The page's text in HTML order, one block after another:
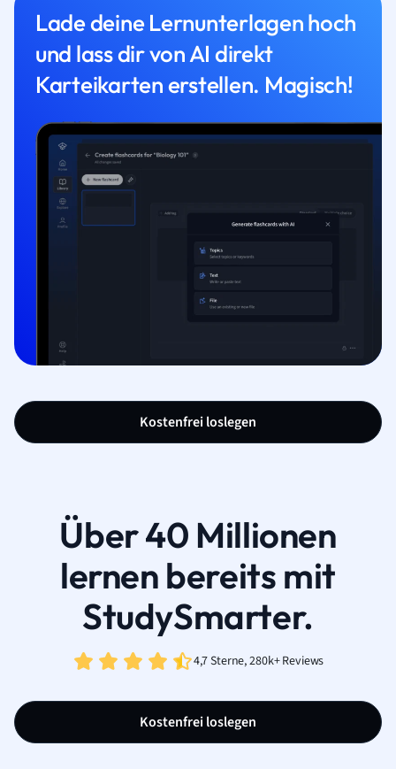
Lade deine Lernunterlagen hoch
und lass dir von AI direkt
Karteikarten erstellen. Magisch!
Kostenfrei loslegen
Über 40 Millionen
lernen bereits mit
StudySmarter.
4,7 Sterne, 280k+ Reviews
Kostenfrei loslegen